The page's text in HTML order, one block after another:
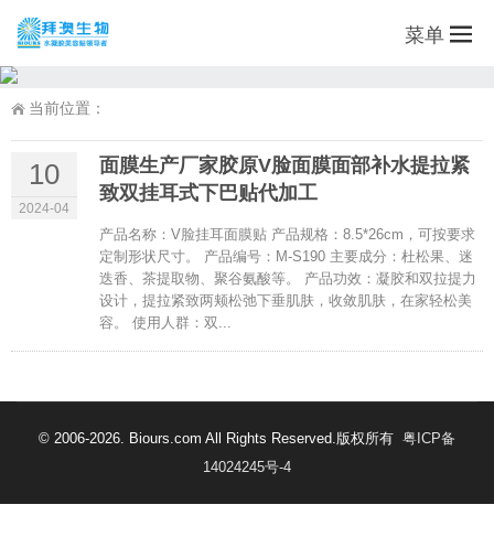
菜单
当前位置：
10
2024-04
面膜生产厂家胶原V脸面膜面部补水提拉紧
致双挂耳式下巴贴代加工
产品名称：V脸挂耳面膜贴 产品规格：8.5*26cm，可按要求
定制形状尺寸。 产品编号：M-S190 主要成分：杜松果、迷
迭香、茶提取物、聚谷氨酸等。 产品功效：凝胶和双拉提力
设计，提拉紧致两颊松弛下垂肌肤，收敛肌肤，在家轻松美
容。 使用人群：双...
© 2006-2026. Biours.com All Rights Reserved.版权所有 粤ICP备
14024245号-4